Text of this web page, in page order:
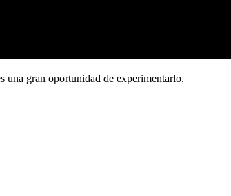
una gran oportunidad de experimentarlo.